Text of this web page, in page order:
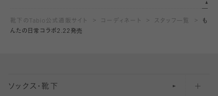
靴下のTabio公式通販サイト コーディネート スタッフ一覧
も
んたの日常コラボ2.22発売
ソックス・靴下